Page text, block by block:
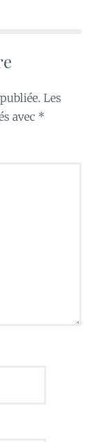
Les
avec *